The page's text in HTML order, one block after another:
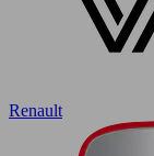
Renault